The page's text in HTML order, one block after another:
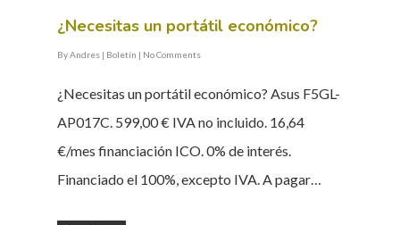
¿Necesitas un portátil económico?
ByAndres | Boletín | No Comments
¿Necesitas un portátil económico? Asus F5GL-
AP017C. 599,00 € IVA no incluido. 16,64
€/mes financiación ICO. 0% de interés.
Financiado el 100%, excepto IVA. A pagar…